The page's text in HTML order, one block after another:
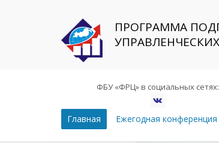
ПРОГРАММА
ФБУ «ФРЦ» в социальных сетях:
Главная Ежегодная